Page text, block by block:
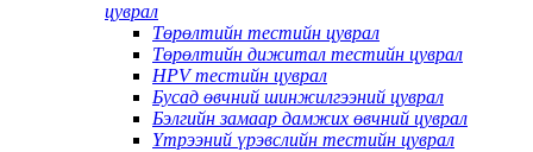
цуврал
Төрөлтийн тестийн цуврал
Төрөлтийн дижитал тестийн цуврал
HPV тестийн цуврал
Бусад өвчний шинжилгээний цуврал
Бэлгийн замаар дамжих өвчний цуврал
Үтрээний үрэвслийн тестийн цуврал